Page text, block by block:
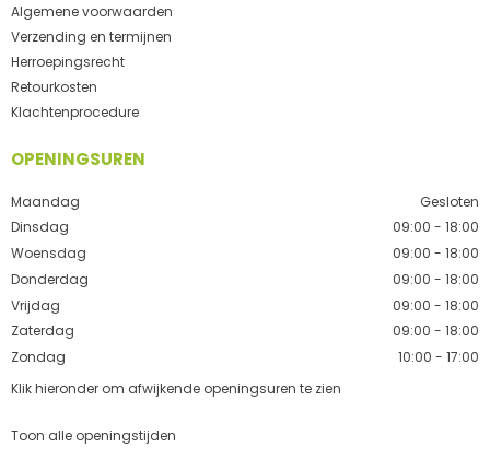
Algemene voorwaarden
Verzending en termijnen
Herroepingsrecht
Retourkosten
Klachtenprocedure
OPENINGSUREN
Maandag
Gesloten
Dinsdag
09:00 - 18:00
Woensdag
09:00 - 18:00
Donderdag
09:00 - 18:00
Vrijdag
09:00 - 18:00
Zaterdag
09:00 - 18:00
Zondag
10:00 - 17:00
Klik hieronder om afwijkende openingsuren te zien
Toon alle openingstijden